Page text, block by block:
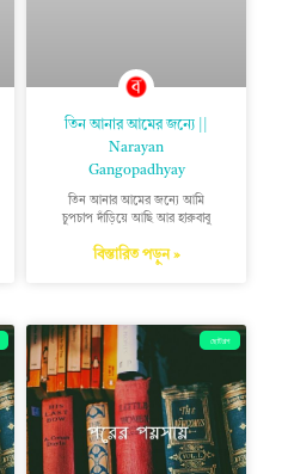
তিন আনার আমের জন্যে ||
Narayan
Gangopadhyay
তিন আনার আমের জন্যে আমি
চুপচাপ দাঁড়িয়ে আছি আর হারুবাবু
বিস্তারিত পড়ুন »
ছোটগল্প